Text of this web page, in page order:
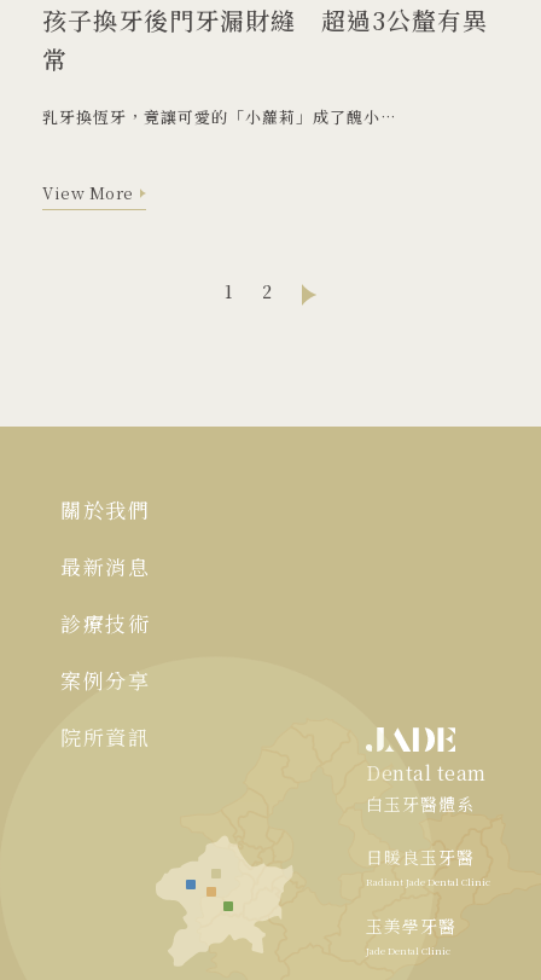
孩子換牙後門牙漏財縫 超過3公釐有異
常
乳牙換恆牙，竟讓可愛的「小蘿莉」成了醜小鴨，門牙開開「露財縫」？
View More
1 2
關於我們
最新消息
診療技術
案例分享
院所資訊
Dental team
白玉牙醫體系
日暖良玉牙醫
Radiant Jade Dental Clinic
玉美學牙醫
Jade Dental Clinic